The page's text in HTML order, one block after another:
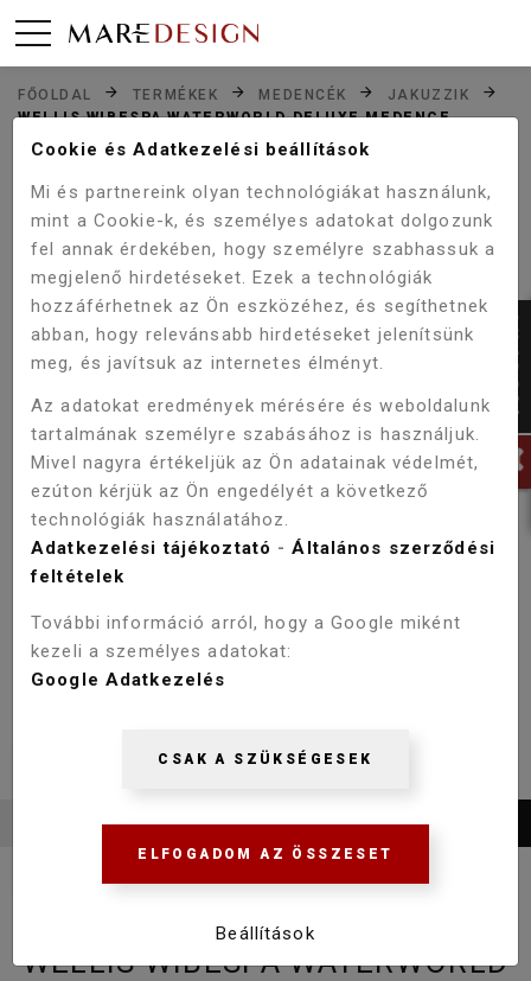
FŐOLDAL TERMÉKEK MEDENCÉK
JAKUZZIK
WELLIS WIBESPA WATERWORLD DELUXE MEDENCE
WM00856-D
Akció! -5%
WELLIS WIBESPA WATERWORLD
Cookie és Adatkezelési beállítások
Mi és partnereink olyan technológiákat használunk,
mint a Cookie-k, és személyes adatokat dolgozunk
fel annak érdekében, hogy személyre szabhassuk a
megjelenő hirdetéseket. Ezek a technológiák
hozzáférhetnek az Ön eszközéhez, és segíthetnek
abban, hogy relevánsabb hirdetéseket jelenítsünk
meg, és javítsuk az internetes élményt.
Az adatokat eredmények mérésére és weboldalunk
tartalmának személyre szabásához is használjuk.
Mivel nagyra értékeljük az Ön adatainak védelmét,
ezúton kérjük az Ön engedélyét a következő
technológiák használatához.
Adatkezelési tájékoztató -Általános szerződési
feltételek
További információ arról, hogy a Google miként
kezeli a személyes adatokat:
Google Adatkezelés
CSAK A SZÜKSÉGESEK
ELFOGADOM AZ ÖSSZESET
Beállítások